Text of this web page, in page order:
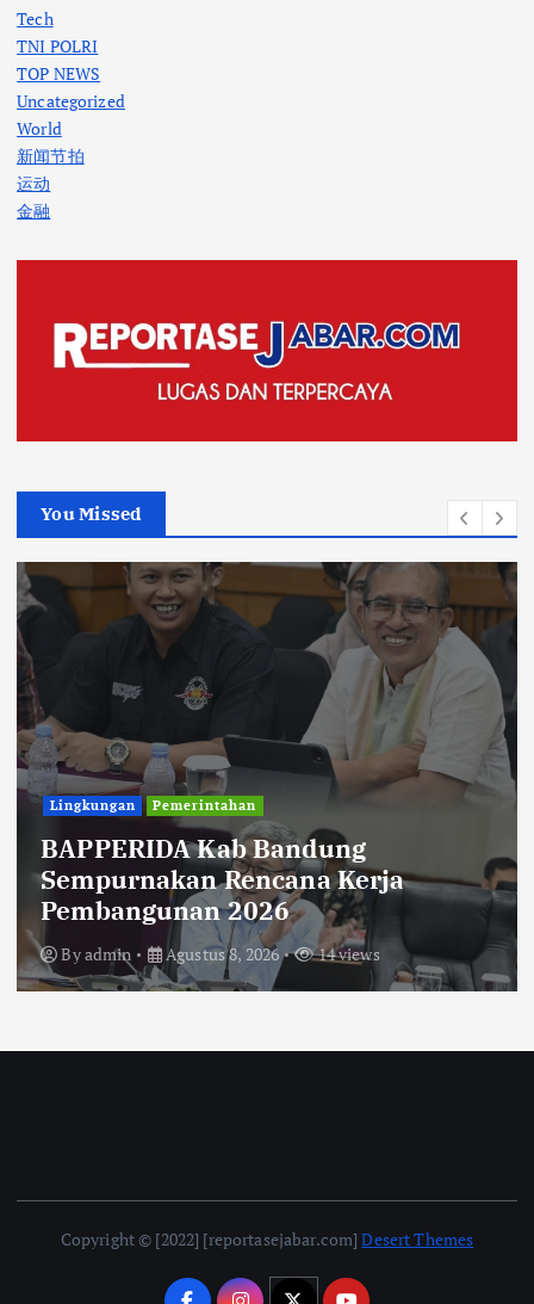
Tech
TNI POLRI
TOP NEWS
Uncategorized
World
新闻节拍
运动
金融
You Missed
Uncategorized
Diberitakan Tanpa Konfirmasi,
Satresnarkoba Polres Cimahi dan
Yayasan Ultra Jadi Korban Narasi
Sepihak
Byadmin Agustus 8, 2026 13 views
Copyright © [2022] [reportasejabar.com]Desert Themes